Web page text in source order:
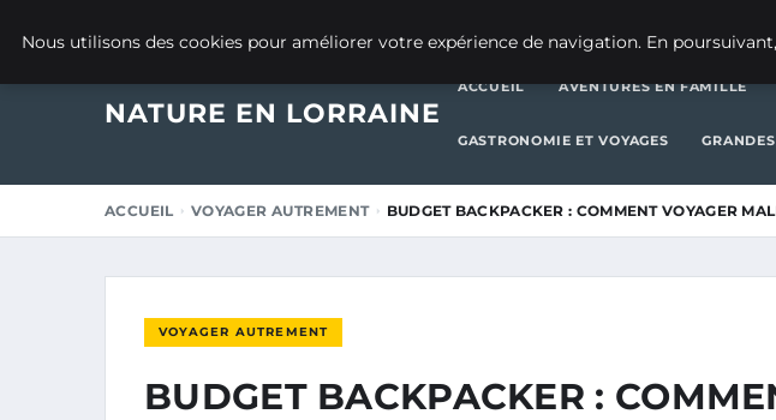
NATURE EN LORRAINE
ACCUEIL AVENTURES EN FAMILLE
GASTRONOMIE ET VOYAGES
ACCUEIL VOYAGER AUTREMENT BUDGET BACKPACKER : COMMENT VOYAGER
VOYAGER AUTREMENT
BUDGET BACKPACKER :
Nous utilisons des cookies pour améliorer votre expérience de navigation. En